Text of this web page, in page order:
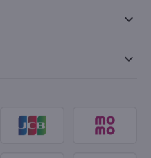
keyboard_arrow_down
keyboard_arrow_down